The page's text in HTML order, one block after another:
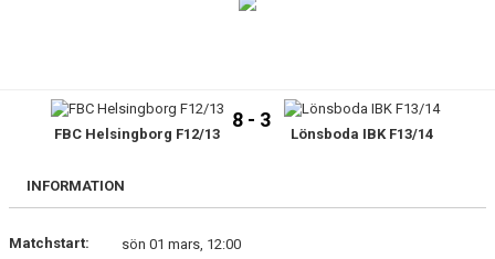
TRUPPEN
BILDGALLERI
FBC Helsingborg F12/13
8 - 3
Lönsboda IBK F13/14
INFORMATION
Matchstart:
sön 01 mars, 12:00